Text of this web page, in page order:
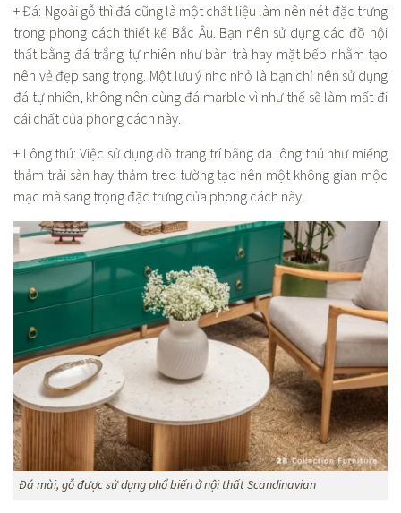
+ Đá: Ngoài gỗ thì đá cũng là một chất liệu làm nên nét đặc trưng
trong phong cách thiết kế Bắc Âu. Bạn nên sử dụng các đồ nội
thất bằng đá trắng tự nhiên như bàn trà hay mặt bếp nhằm tạo
nên vẻ đẹp sang trọng. Một lưu ý nho nhỏ là bạn chỉ nên sử dụng
đá tự nhiên, không nên dùng đá marble vì như thế sẽ làm mất đi
cái chất của phong cách này.
+ Lông thú: Việc sử dụng đồ trang trí bằng da lông thú như miếng
thảm trải sàn hay thảm treo tường tạo nên một không gian mộc
mạc mà sang trọng đặc trưng của phong cách này.
Đá mài, gỗ được sử dụng phổ biến ở nội thất Scandinavian